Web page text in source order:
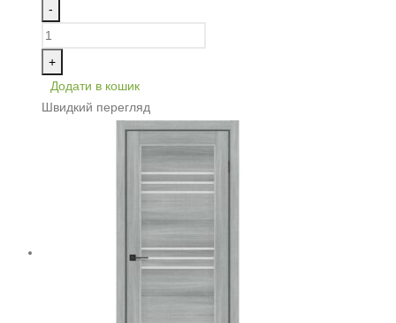
-
+
Додати в кошик
Швидкий перегляд